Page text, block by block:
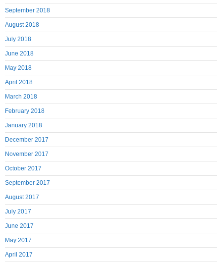
September 2018
August 2018
July 2018
June 2018
May 2018
April 2018
March 2018
February 2018
January 2018
December 2017
November 2017
October 2017
September 2017
August 2017
July 2017
June 2017
May 2017
April 2017